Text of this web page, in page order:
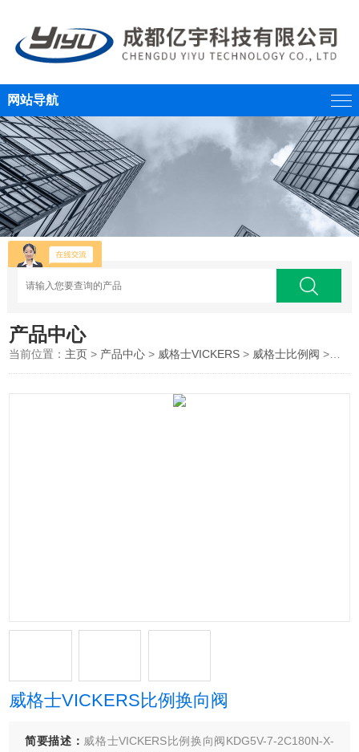
网站导航
产品中心
当前位置： 主页 > 产品中心 > 威格士VICKERS > 威格士比例阀 >威格士VICKERS比例换向阀
威格士VICKERS比例换向阀
简要描述： 威格士VICKERS比例换向阀KDG5V-7-2C180N-X-